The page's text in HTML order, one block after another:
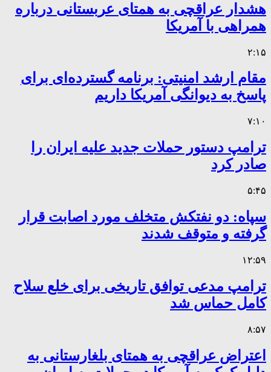
هشدار عراقچی به همتای عربستانی درباره
همراهی با آمریکا
۲:۱۵
مقام ارشد امنیتی: برنامه گسترده‌ای برای
پاسخ به دیوانگی آمریکا داریم
۷:۱۰
ترامپ دستور حملات جدید علیه ایران را
صادر کرد
۵:۴۵
سپاه: دو نفتکش متخلف مورد اصابت قرار
گرفته و متوقف شدند
۱۲:۵۹
ترامپ مدعی توافق تاریخی برای خلع سلاح
کامل حماس شد
۸:۵۷
اعتراض عراقچی به همتای بلغارستانی به